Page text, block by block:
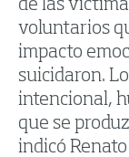
de las
voluntarios
impacto
suicidaron.
intencional,
que se
indicó